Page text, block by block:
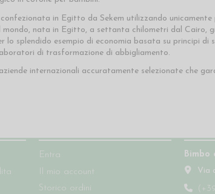
in Egitto da Sekem utilizzando
nata in Egitto, a settanta chilometri dal Cairo,
splendido esempio di economia basata su principi
di trasformazione di abbigliamento.
internazionali accuratamente selezionate che
Entra
Il mio account
Storico ordini
Bimbo
Via